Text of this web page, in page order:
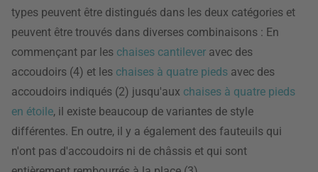
types peuvent être distingués dans les deux catégories et
peuvent être trouvés dans diverses combinaisons : En
commençant par les chaises cantilever avec des
accoudoirs (4) et les chaises à quatre pieds avec des
accoudoirs indiqués (2) jusqu'aux chaises à quatre pieds
en étoile, il existe beaucoup de variantes de style
différentes. En outre, il y a également des fauteuils qui
n'ont pas d'accoudoirs ni de châssis et qui sont